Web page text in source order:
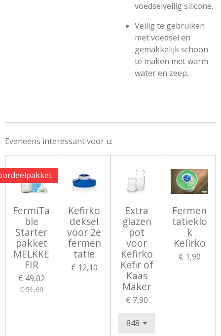
voedselveilig silicone.
Veilig te gebruiken
met voedsel en
gemakkelijk schoon
te maken met warm
water en zeep.
Eveneens interessant voor u:
FermiTa
ble
Starter
pakket
MELKKE
FIR
€ 49,02
€ 51,60
Kefirko
deksel
voor 2e
fermen
tatie
€ 12,10
Extra
glazen
pot
voor
Kefirko
Kefir of
Kaas
Maker
€ 7,90
Fermen
tatieklo
k
Kefirko
€ 1,90